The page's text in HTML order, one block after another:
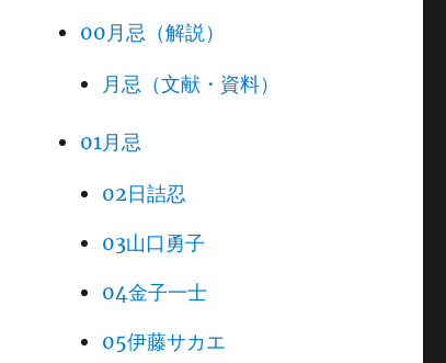
00月忌（解説）
月忌（文献・資料）
01月忌
02日詰忍
03山口勇子
04金子一士
05伊藤サカエ